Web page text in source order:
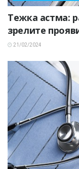
Тежка астма:
зрелите
21/02/2024